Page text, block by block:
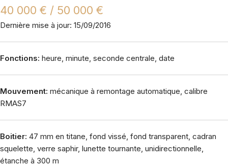
40 000 € / 50 000 €
Dernière mise à jour: 15/09/2016
Fonctions: heure, minute, seconde centrale, date
Mouvement: mécanique à remontage automatique, calibre
RMAS7
Boitier: 47 mm en titane, fond vissé, fond transparent, cadran
squelette, verre saphir, lunette tournante, unidirectionnelle,
étanche à 300 m